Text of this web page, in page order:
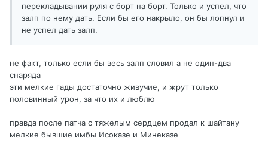
перекладывании руля с борт на борт. Только и успел, что
залп по нему дать. Если бы его накрыло, он бы лопнул и
не успел дать залп.
не факт, только если бы весь залп словил а не один-два
снаряда
эти мелкие гады достаточно живучие, и жрут только
половинный урон, за что их и люблю
правда после патча с тяжелым сердцем продал к шайтану
мелкие бывшие имбы Исоказе и Минеказе